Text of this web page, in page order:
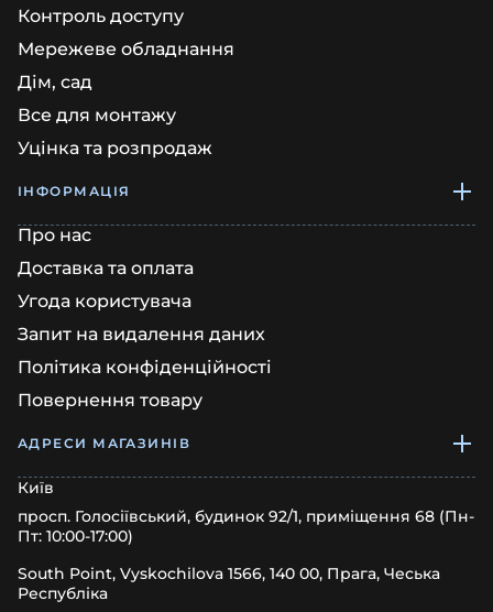
Контроль доступу
Мережеве обладнання
Дім, сад
Все для монтажу
Уцінка та розпродаж
ІНФОРМАЦІЯ
Про нас
Доставка та оплата
Угода користувача
Запит на видалення даних
Політика конфіденційності
Повернення товару
АДРЕСИ МАГАЗИНІВ
Київ
просп. Голосіївський, будинок 92/1, приміщення 68 (Пн-
Пт: 10:00-17:00)
South Point, Vyskochilova 1566, 140 00, Прага, Чеська
Республіка